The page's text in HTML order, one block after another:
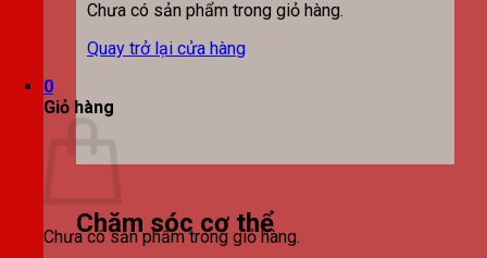
Chưa có sản phẩm trong giỏ hàng.
Quay trở lại cửa hàng
0
Giỏ hàng
Chưa có sản phẩm trong giỏ hàng.
Chăm sóc cơ thể